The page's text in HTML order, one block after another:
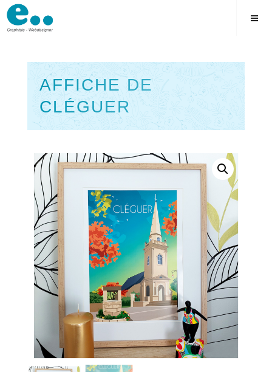
Skip
to
AFFICHE DE
CLÉGUER
Square